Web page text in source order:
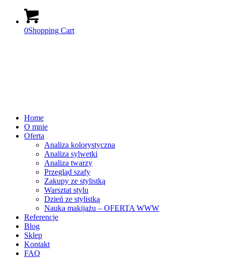
0Shopping Cart
Home
O mnie
Oferta
Analiza kolorystyczna
Analiza sylwetki
Analiza twarzy
Przegląd szafy
Zakupy ze stylistką
Warsztat stylu
Dzień ze stylistką
Nauka makijażu – OFERTA WWW
Referencje
Blog
Sklep
Kontakt
FAQ